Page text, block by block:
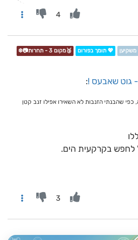
4
💖 תומך בפורום 🥉מקום 3 - תחרות📷❄️
גוט שאבעס !:
שהבנתי הזנבות לא השאירו אפילו זנב קטן
לחפש בקרקעית הים.
3